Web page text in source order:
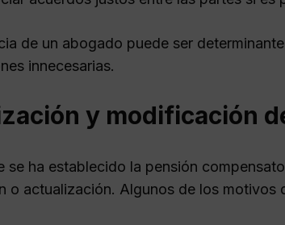
de un abogado puede ser
innecesarias.
y modificación
se ha establecido la pensión
o actualización. Algunos de los motivos